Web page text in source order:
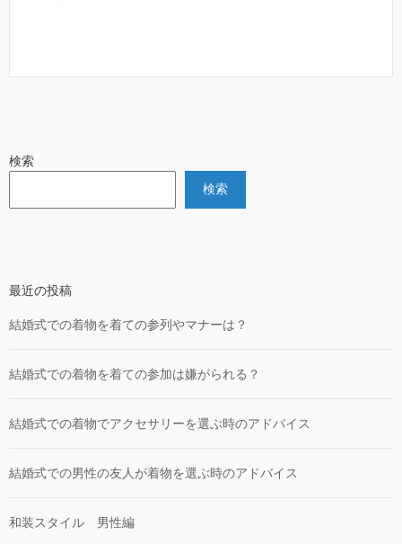
検索
検索
最近の投稿
結婚式での着物を着ての参列やマナーは？
結婚式での着物を着ての参加は嫌がられる？
結婚式での着物でアクセサリーを選ぶ時のアドバイス
結婚式での男性の友人が着物を選ぶ時のアドバイス
和装スタイル 男性編